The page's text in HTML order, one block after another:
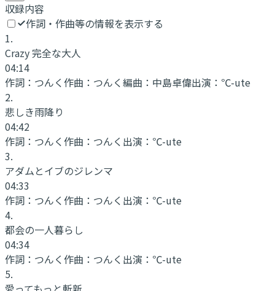
収録内容
作詞・作曲等の情報を表示する
1.
Crazy 完全な大人
04:14
作詞： つんく作曲： つんく編曲： 中島卓偉出演： ℃-ute
2.
悲しき雨降り
04:42
作詞： つんく作曲： つんく 出演： ℃-ute
3.
アダムとイブのジレンマ
04:33
作詞： つんく作曲： つんく 出演： ℃-ute
4.
都会の一人暮らし
04:34
作詞： つんく作曲： つんく 出演： ℃-ute
5.